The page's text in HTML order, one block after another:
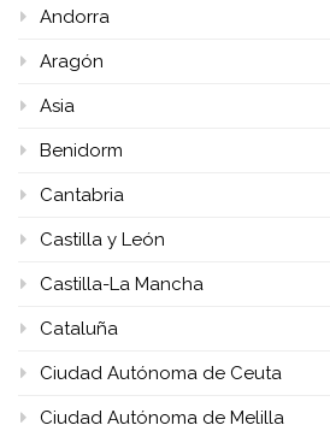
Andorra
Aragón
Asia
Benidorm
Cantabria
Castilla y León
Castilla-La Mancha
Cataluña
Ciudad Autónoma de Ceuta
Ciudad Autónoma de Melilla